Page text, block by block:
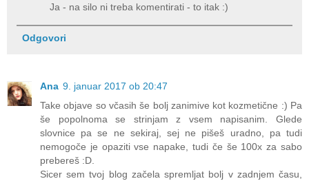
Ja - na silo ni treba komentirati - to itak :)
Odgovori
Ana 9. januar 2017 ob 20:47
Take objave so včasih še bolj zanimive kot kozmetične :) Pa
še popolnoma se strinjam z vsem napisanim. Glede
slovnice pa se ne sekiraj, sej ne pišeš uradno, pa tudi
nemogoče je opaziti vse napake, tudi če še 100x za sabo
prebereš :D.
Sicer sem tvoj blog začela spremljat bolj v zadnjem času,